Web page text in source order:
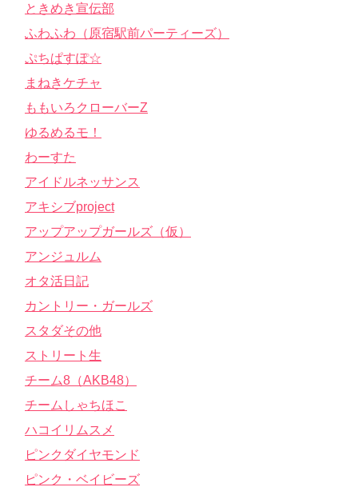
ときめき宣伝部
ふわふわ（原宿駅前パーティーズ）
ぷちぱすぽ☆
まねきケチャ
ももいろクローバーZ
ゆるめるモ！
わーすた
アイドルネッサンス
アキシブproject
アップアップガールズ（仮）
アンジュルム
オタ活日記
カントリー・ガールズ
スタダその他
ストリート生
チーム8（AKB48）
チームしゃちほこ
ハコイリムスメ
ピンクダイヤモンド
ピンク・ベイビーズ